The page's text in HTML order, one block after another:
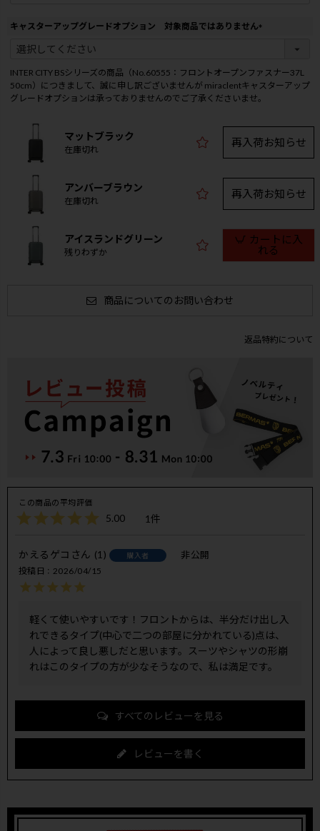
キャスターアップグレードオプション 対象商品ではありません
須
)
INTER CITY BSシリーズの商品（No.60555：フロントオープンファスナー37L
50cm）につきまして、誠に申し訳ございませんが miraclentキャスターアップ
グレードオプションは承っておりませんのでご了承くださいませ。
マットブラック
在庫切れ
再入荷お知らせ
アンバーブラウン
在庫切れ
再入荷お知らせ
アイスランドグリーン
残りわずか
カートに入
れる
商品についてのお問い合わせ
返品特約について
5.00 1
かえるゲコ 1 購入者 非公開
投稿日 2026/04/15
軽くて使いやすいです！フロントからは、半分だけ出し入
れできるタイプ(中心で二つの部屋に分かれている)点は、
人によって良し悪しだと思います。スーツやシャツの形崩
れはこのタイプの方が少なそうなので、私は満足です。
すべてのレビューを見る
レビューを書く